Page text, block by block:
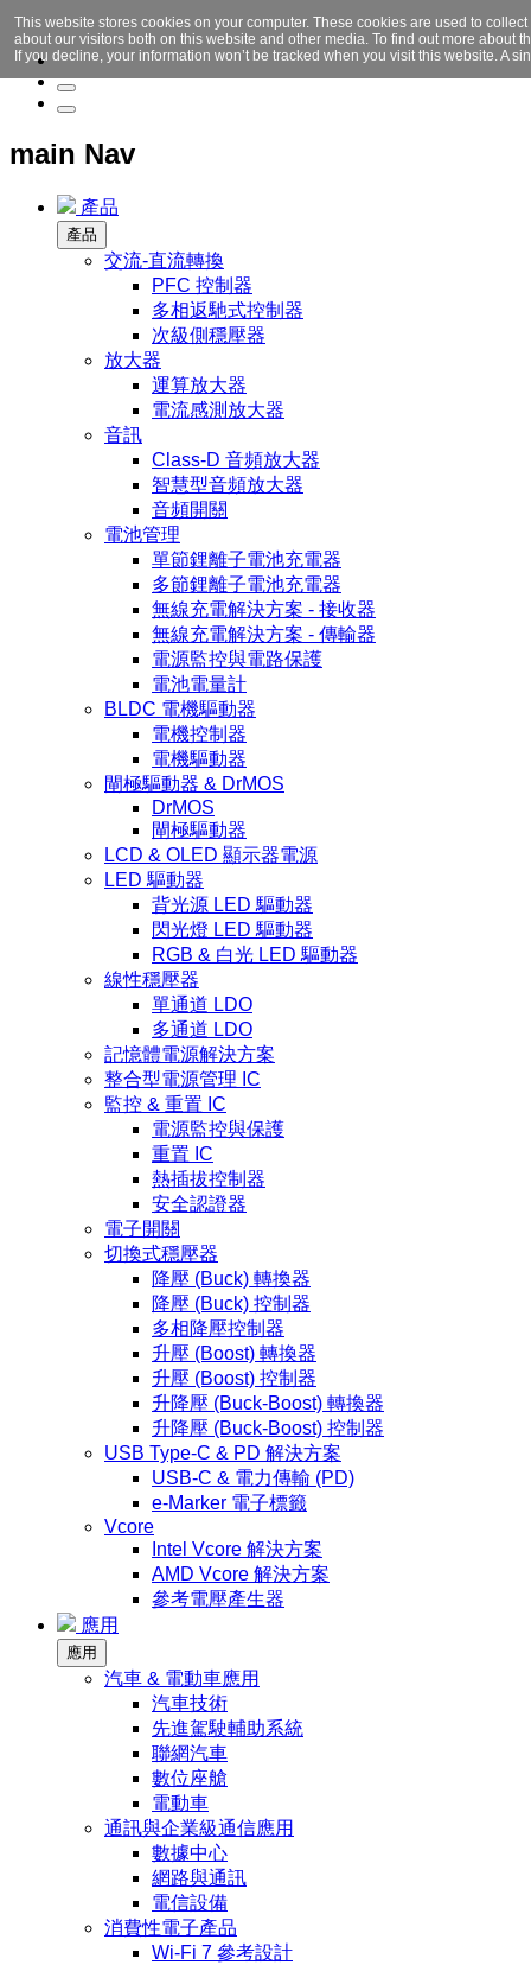
main Nav
產品
產品
交流-直流轉換
PFC 控制器
多相返馳式控制器
次級側穩壓器
放大器
運算放大器
電流感測放大器
音訊
Class-D 音頻放大器
智慧型音頻放大器
音頻開關
電池管理
單節鋰離子電池充電器
多節鋰離子電池充電器
無線充電解決方案 - 接收器
無線充電解決方案 - 傳輸器
電源監控與電路保護
電池電量計
BLDC 電機驅動器
電機控制器
電機驅動器
閘極驅動器 & DrMOS
DrMOS
閘極驅動器
LCD & OLED 顯示器電源
LED 驅動器
背光源 LED 驅動器
閃光燈 LED 驅動器
RGB & 白光 LED 驅動器
線性穩壓器
單通道 LDO
多通道 LDO
記憶體電源解決方案
整合型電源管理 IC
監控 & 重置 IC
電源監控與保護
重置 IC
熱插拔控制器
安全認證器
電子開關
切換式穩壓器
降壓 (Buck) 轉換器
降壓 (Buck) 控制器
多相降壓控制器
升壓 (Boost) 轉換器
升壓 (Boost) 控制器
升降壓 (Buck-Boost) 轉換器
升降壓 (Buck-Boost) 控制器
USB Type-C & PD 解決方案
USB-C & 電力傳輸 (PD)
e-Marker 電子標籤
Vcore
Intel Vcore 解決方案
AMD Vcore 解決方案
參考電壓產生器
應用
應用
汽車 & 電動車應用
汽車技術
先進駕駛輔助系統
聯網汽車
數位座艙
電動車
通訊與企業級通信應用
數據中心
網路與通訊
電信設備
消費性電子產品
Wi-Fi 7 參考設計
This website stores cookies on your computer. These cookies are used to
about our visitors both on this website and other media. To find out more about
If you decline, your information won’t be tracked when you visit this website. A